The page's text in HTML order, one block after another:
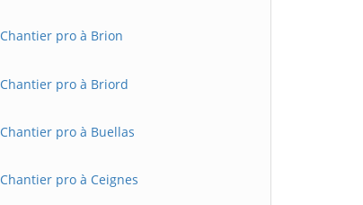
Chantier pro à Brion
Chantier pro à Briord
Chantier pro à Buellas
Chantier pro à Ceignes